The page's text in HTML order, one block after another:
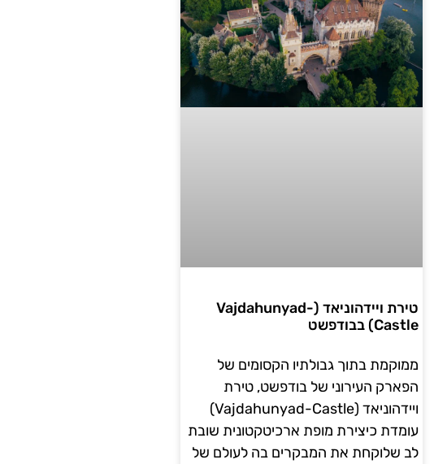
טירת ויידהוניאד (Vajdahunyad-
Castle) בבודפשט
ממוקמת בתוך גבולתיו הקסומים של
הפארק העירוני של בודפשט, טירת
ויידהוניאד (Vajdahunyad-Castle)
עומדת כיצירת מופת ארכיטקטונית שובת
לב שלוקחת את המבקרים בה לעולם של